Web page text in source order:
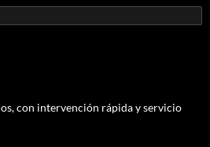
con intervención rápida y servicio